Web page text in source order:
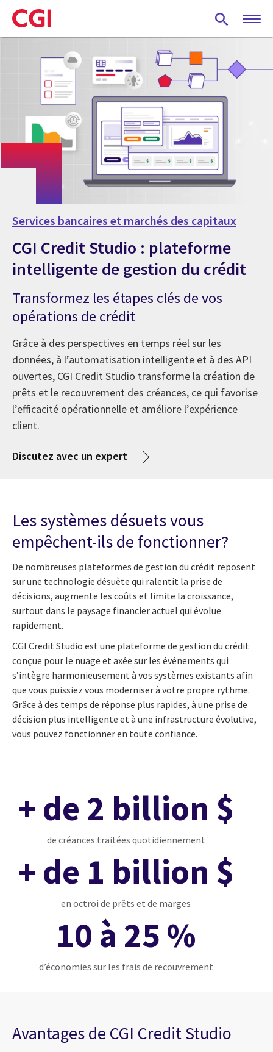
Skip
to
main
Services bancaires et marchés des capitaux
CGI Credit Studio : plateforme
intelligente de gestion du crédit
Transformez les étapes clés de vos
opérations de crédit
Grâce à des perspectives en temps réel sur les
données, à l’automatisation intelligente et à des API
ouvertes, CGI Credit Studio transforme la création de
prêts et le recouvrement des créances, ce qui favorise
l’efficacité opérationnelle et améliore l’expérience
client.
Discutez avec un expert
Les systèmes désuets vous
empêchent-ils de fonctionner?
De nombreuses plateformes de gestion du crédit reposent
sur une technologie désuète qui ralentit la prise de
décisions, augmente les coûts et limite la croissance,
surtout dans le paysage financier actuel qui évolue
rapidement.
CGI Credit Studio est une plateforme de gestion du crédit
conçue pour le nuage et axée sur les événements qui
s’intègre harmonieusement à vos systèmes existants afin
que vous puissiez vous moderniser à votre propre rythme.
Grâce à des temps de réponse plus rapides, à une prise de
décision plus intelligente et à une infrastructure évolutive,
vous pouvez fonctionner en toute confiance.
+ de 2 billion $
de créances traitées quotidiennement
+ de 1 billion $
en octroi de prêts et de marges
10 à 25 %
d’économies sur les frais de recouvrement
Avantages de CGI Credit Studio